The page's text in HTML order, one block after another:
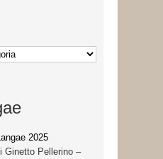
2025
Ginetto Pellerino –